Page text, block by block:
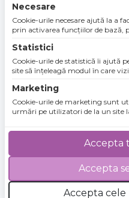
sunt valabile in limita
4.8 / 5
Necesare
Cookie-urile necesare ajută la a
prin activarea funcţiilor de bază,
Site-ul nu poate funcţiona
cookie-uri.
Statistici
Cookie-urile de statistică îi ajută
site să înţeleagă modul în care
raportarea informaţiilor în mod
Marketing
Cookie-urile de marketing sunt
urmări pe utilizatori de la un site
utilizatorii individuali, aşadar ele
pentru agenţiile de puiblicitate şi
Accepta cele
Accepta
Accepta